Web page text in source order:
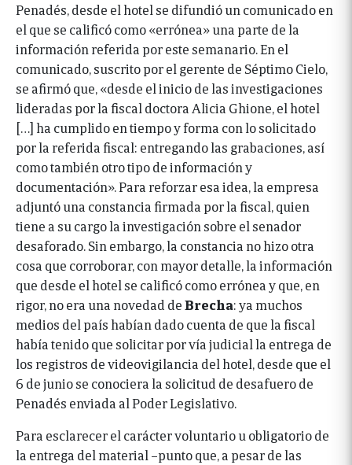
Penadés, desde el hotel se difundió un comunicado en
el que se calificó como «errónea» una parte de la
información referida por este semanario. En el
comunicado, suscrito por el gerente de Séptimo Cielo,
se afirmó que, «desde el inicio de las investigaciones
lideradas por la fiscal doctora Alicia Ghione, el hotel
[…] ha cumplido en tiempo y forma con lo solicitado
por la referida fiscal: entregando las grabaciones, así
como también otro tipo de información y
documentación». Para reforzar esa idea, la empresa
adjuntó una constancia firmada por la fiscal, quien
tiene a su cargo la investigación sobre el senador
desaforado. Sin embargo, la constancia no hizo otra
cosa que corroborar, con mayor detalle, la información
que desde el hotel se calificó como errónea y que, en
rigor, no era una novedad deBrecha: ya muchos
medios del país habían dado cuenta de que la fiscal
había tenido que solicitar por vía judicial la entrega de
los registros de videovigilancia del hotel, desde que el
6 de junio se conociera la solicitud de desafuero de
Penadés enviada al Poder Legislativo.
Para esclarecer el carácter voluntario u obligatorio de
la entrega del material –punto que, a pesar de las